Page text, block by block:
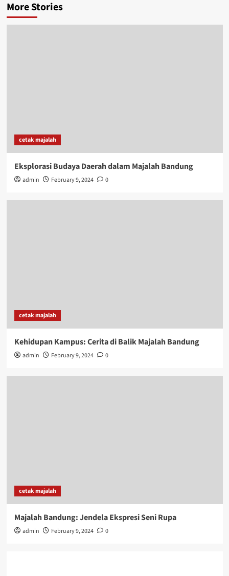
More Stories
cetak majalah
Eksplorasi Budaya Daerah dalam Majalah Bandung
admin February 9, 2024 0
cetak majalah
Kehidupan Kampus: Cerita di Balik Majalah Bandung
admin February 9, 2024 0
cetak majalah
Majalah Bandung: Jendela Ekspresi Seni Rupa
admin February 9, 2024 0